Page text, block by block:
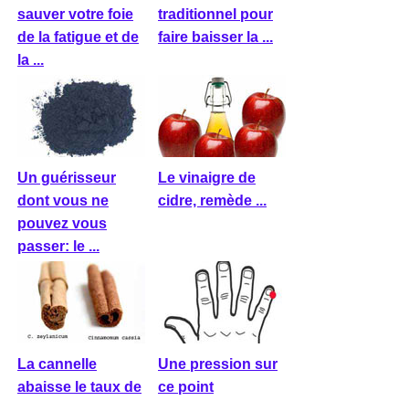
sauver votre foie
de la fatigue et de
la ...
traditionnel pour
faire baisser la ...
Un guérisseur
dont vous ne
pouvez vous
passer: le ...
Le vinaigre de
cidre, remède ...
La cannelle
abaisse le taux de
Une pression sur
ce point